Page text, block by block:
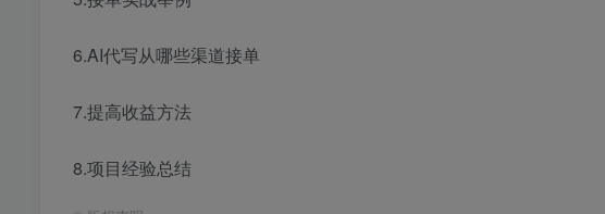
6.AI代写从哪些渠道接单
7.提高收益方法
8.项目经验总结